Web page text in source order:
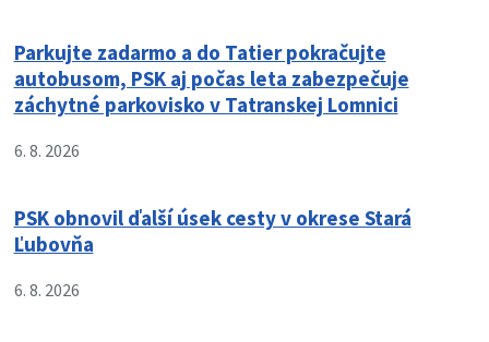
Parkujte zadarmo a do Tatier pokračujte
autobusom, PSK aj počas leta zabezpečuje
záchytné parkovisko v Tatranskej Lomnici
6. 8. 2026
PSK obnovil ďalší úsek cesty v okrese Stará
Ľubovňa
6. 8. 2026